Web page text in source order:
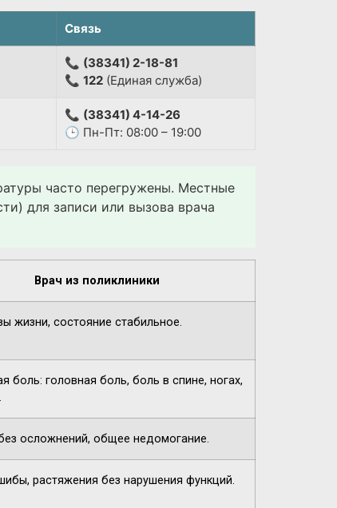
Связь
📞 (38341) 2-18-81
📞 122 (Единая служба)
📞 (38341) 4-14-26
🕒 Пн-Пт: 08:00 – 19:00
часто перегружены. Местные
для записи или вызова врача
Врач из поликлиники
жизни, состояние стабильное.
боль: головная боль, боль в спине, ногах,
осложнений, общее недомогание.
растяжения без нарушения функций.